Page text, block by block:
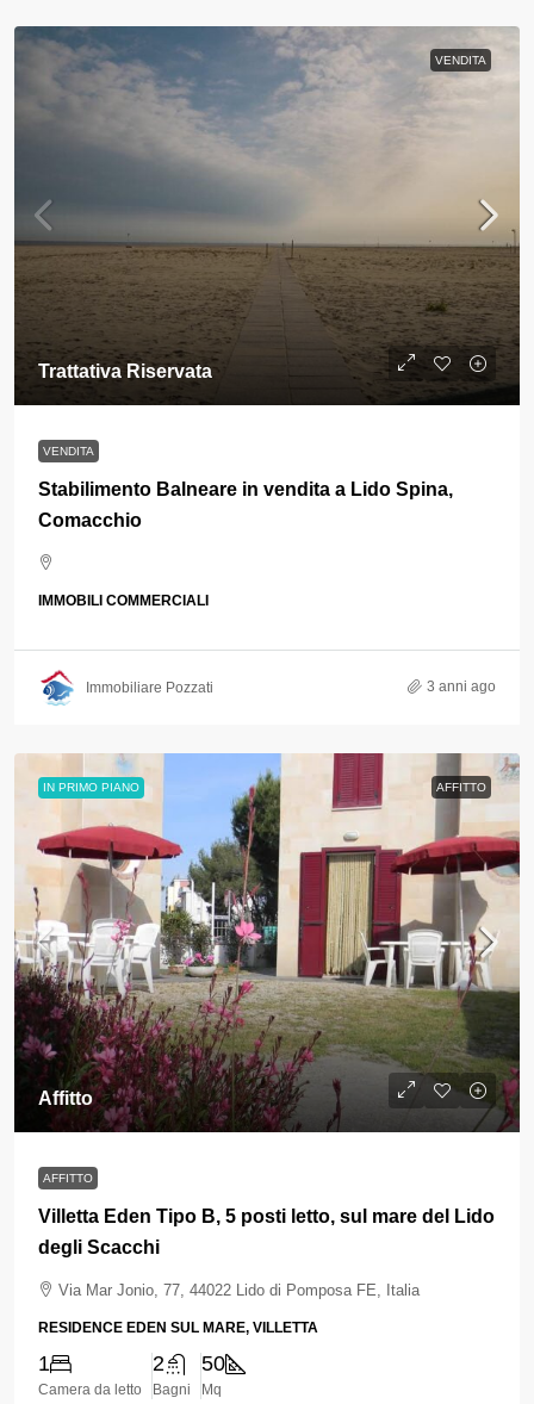
VENDITA
Trattativa Riservata
VENDITA
Stabilimento Balneare in vendita a Lido Spina,
Comacchio
IMMOBILI COMMERCIALI
Immobiliare Pozzati 3 anni ago
IN PRIMO PIANO AFFITTO
Affitto
AFFITTO
Villetta Eden Tipo B, 5 posti letto, sul mare del Lido
degli Scacchi
Via Mar Jonio, 77, 44022 Lido di Pomposa FE, Italia
RESIDENCE EDEN SUL MARE, VILLETTA
1
Camera da letto
2
Bagni
50
Mq